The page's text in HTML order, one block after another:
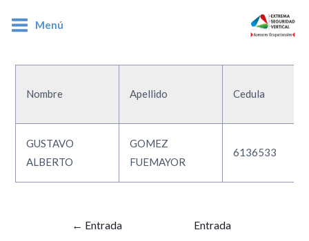
Menú
Nombre Apellido Cedula
GUSTAVO
ALBERTO
GOMEZ
FUEMAYOR
6136533
← Entrada
Entrada